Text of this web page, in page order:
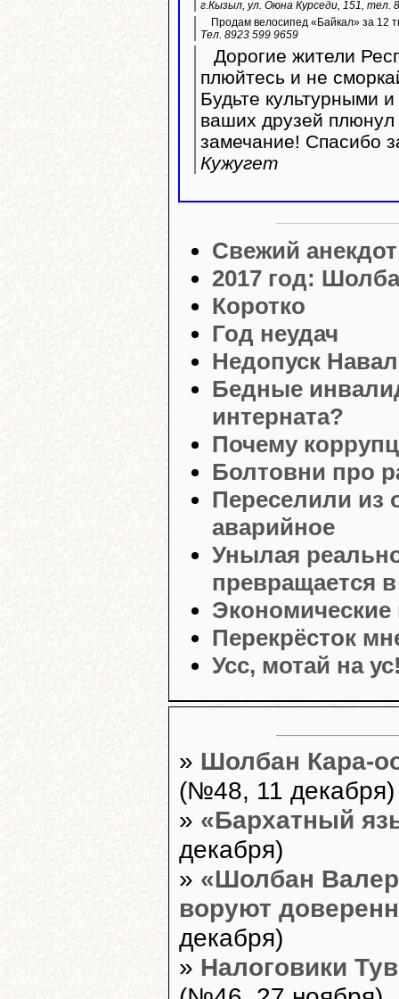
г.Кызыл, ул. Оюна Курседи, 151, тел.
Продам велосипед «Байкал» за 12
Тел. 8923 599 9659
Дорогие жители
плюйтесь и не
Будьте культурными
ваших друзей
замечание! Спасибо
Кужугет
Свежий анекдот
2017 год:
Коротко
Год неудач
Недопуск
Бедные
интерната?
Почему
Болтовни про
Переселили из
аварийное
Унылая
превращается
Экономические
Перекрёсток
Усс, мотай на
» Шолбан Кара-
(№48, 11 декабря)
» «Бархатный
декабря)
» «Шолбан
воруют
декабря)
» Налоговики